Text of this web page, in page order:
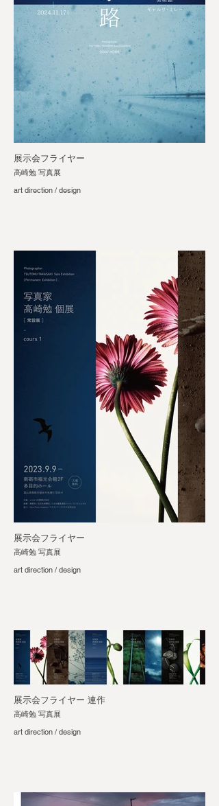
展示会フライヤー
高崎勉 写真展
art direction / design
展示会フライヤー
高崎勉 写真展
art direction / design
展示会フライヤー 連作
高崎勉 写真展
art direction / design